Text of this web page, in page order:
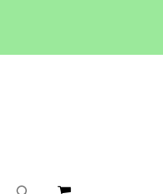
SUCHE